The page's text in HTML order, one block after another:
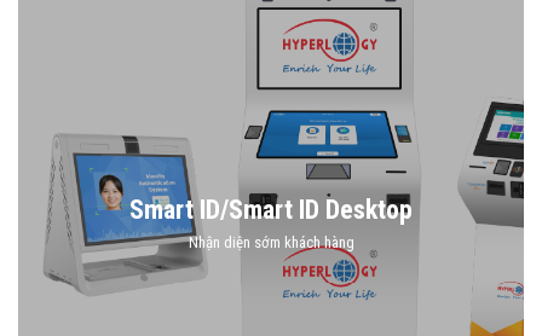
Smart ID/Smart ID Desktop
Nhận diện sớm khách hàng